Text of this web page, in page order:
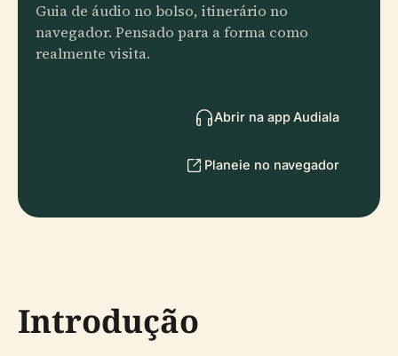
Guia de áudio no bolso, itinerário no
navegador. Pensado para a forma como
realmente visita.
Abrir na app Audiala
Planeie no navegador
Introdução